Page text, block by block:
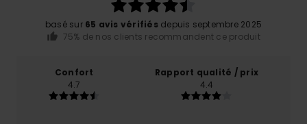
basé sur 65 avis vérifiés depuis septembre 2025
75% de nos clients recommandent ce produit
Confort
4.7
Rapport qualité / prix
4.4